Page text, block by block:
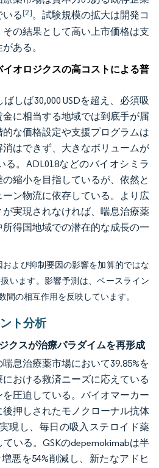
いる[2]。試験規模の拡大は開発コ
の結果として高い上市価格は支
ある。
オロジクスの高コストによる普
しば30,000 USDを超え、必須吸
に相当する地域では到底手が届
な価格設定や支援プログラムは
はできず、大きなボリュームが
。ADL018などのバイオシミラ
縮小を目指しているが、依然と
ン物流に依存している。より広
実現されなければ、喘息治療薬
得国地域での潜在的な成長の一
よび抑制要因の影響を加算的ではな
います。影響予測は、ベースライン
間の相互作用を反映しています。
ト分析
クスが治療パラダイムを再形成
息治療薬市場において39.85%を
おける救済ニーズに応えている
圧迫している。バイオマーカー
押しされたモノクローナル抗体
現し、毎日の吸入ステロイド薬
いる。GSKのdepemokimabは半
悪を54%削減し、新たなアドヒ